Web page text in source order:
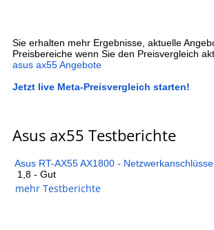
Sie erhalten mehr Ergebnisse, aktuelle
Preisbereiche wenn Sie den Preisvergleich
asus ax55 Angebote
Jetzt live Meta-Preisvergleich starten!
Asus ax55 Testberichte
Asus RT-AX55 AX1800 -
1,8 - Gut
mehr Testberichte